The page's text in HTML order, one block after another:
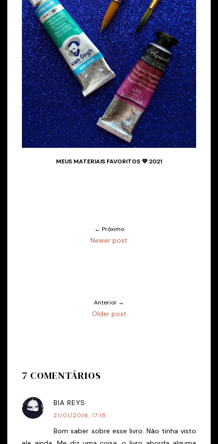
MEUS MATERIAIS FAVORITOS 💜 2021
← Próximo
Newer post
Anterior →
Older post
7 COMENTÁRIOS
BIA REYS
21/01/2016, 17:18
Bom saber sobre esse livro. Não tinha visto